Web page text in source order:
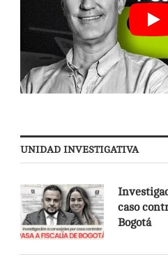
UNIDAD INVESTIGATIVA
caso
Bogotá